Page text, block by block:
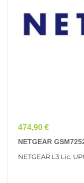
Prix
474,90 €
NETGEAR
NETGEAR L3 Lic.